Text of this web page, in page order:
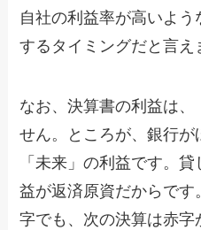
自社の利益率が高いよ
するタイミングだと言え
なお、決算書の利益は、
せん。ところが、銀行
「未来」の利益です。
益が返済原資だからで
字でも、次の決算は赤